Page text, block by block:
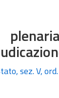
sez. V,